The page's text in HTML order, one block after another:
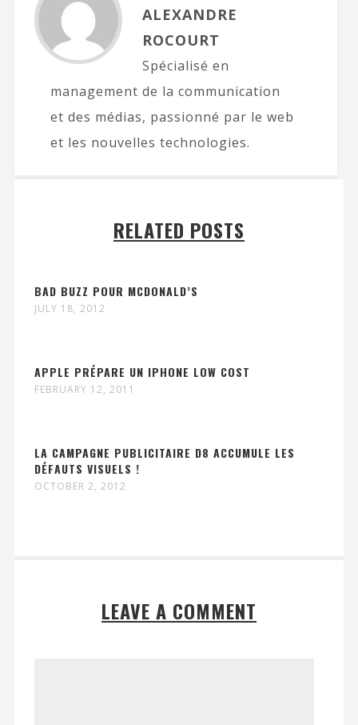
ALEXANDRE
ROCOURT
Spécialisé en
management de la communication
et des médias, passionné par le web
et les nouvelles technologies.
RELATED POSTS
BAD BUZZ POUR MCDONALD’S
JULY 18, 2012
APPLE PRÉPARE UN IPHONE LOW COST
FEBRUARY 12, 2011
LA CAMPAGNE PUBLICITAIRE D8 ACCUMULE LES
DÉFAUTS VISUELS !
OCTOBER 2, 2012
LEAVE A COMMENT